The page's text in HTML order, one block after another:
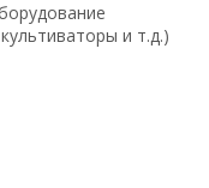
и т.д.)